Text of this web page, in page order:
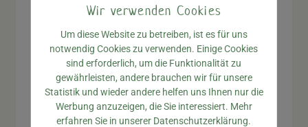
Handy:+49 (0)171 5 33 80 64
Fax: +49 (0)89 31 81 81 03
info@mantis-
schaedlingsbekaempfung.de
Wir verwenden Cookies
Um diese Website zu betreiben, ist es für uns
notwendig Cookies zu verwenden. Einige Cookies
sind erforderlich, um die Funktionalität zu
gewährleisten, andere brauchen wir für unsere
Statistik und wieder andere helfen uns Ihnen nur die
Werbung anzuzeigen, die Sie interessiert. Mehr
erfahren Sie in unserer Datenschutzerklärung.